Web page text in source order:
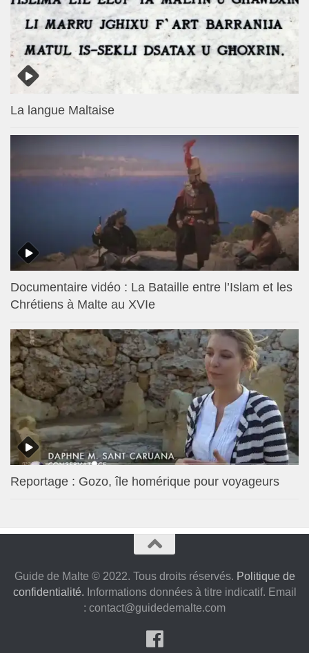
La langue Maltaise
Documentaire vidéo : La Bataille entre l’Islam et les
Chrétiens à Malte au XVIe
Reportage : Gozo, île homérique pour voyageurs
Guide de Malte © 2022. Tous droits réservés. Politique de
confidentialité. Informations données à titre indicatif. Email
: contact@guidedemalte.com